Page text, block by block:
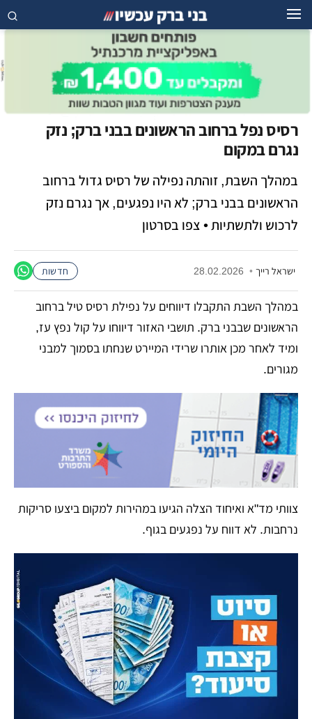
רסיס נפל ברחוב הראשונים בבני ברק; נזק
נגרם במקום
במהלך השבת, זוהתה נפילה של רסיס גדול ברחוב
הראשונים בבני ברק; לא היו נפגעים, אך נגרם נזק
לרכוש ולתשתיות • צפו בסרטון
ישראל רייך •
28.02.2026 חדשות
במהלך השבת התקבלו דיווחים על נפילת רסיס טיל ברחוב
הראשונים שבבני ברק. תושבי האזור דיווחו על קול נפץ עז,
ומיד לאחר מכן אותרו שרידי המיירט שנחתו בסמוך למבני
מגורים.
​צוותי מד"א ואיחוד הצלה הגיעו במהירות למקום ביצעו סריקות
נרחבות. לא דווח על נפגעים בגוף.